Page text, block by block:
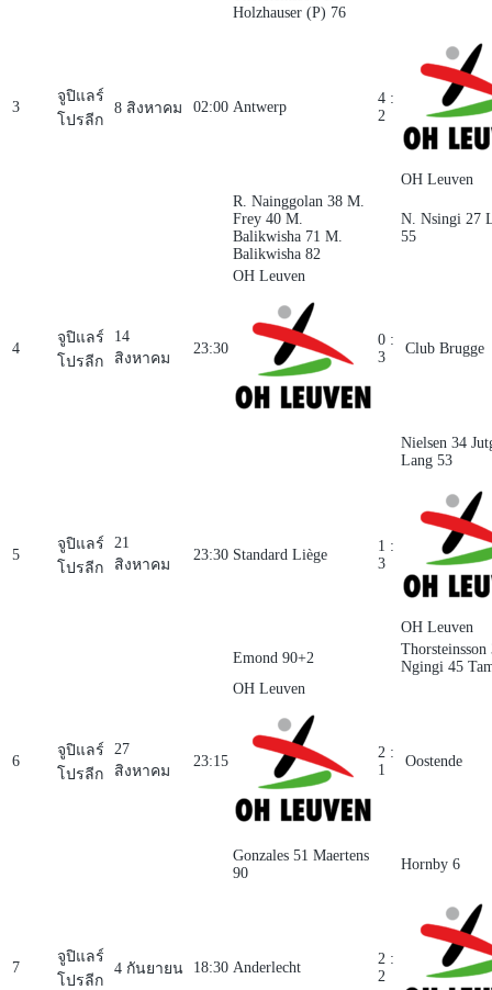
Holzhauser (P) 76
3
จูปิแลร์
โปรลีก
8 สิงหาคม 02:00 Antwerp
4 :
2
OH Leuven
R. Nainggolan 38 M.
Frey 40 M.
Balikwisha 71 M.
Balikwisha 82
N. Nsingi 27
55
4
จูปิแลร์
โปรลีก
14
สิงหาคม
23:30
OH Leuven
0 :
3
Club Brugge
Nielsen 34
Lang 53
5
จูปิแลร์
โปรลีก
21
สิงหาคม
23:30 Standard Liège
1 :
3
OH Leuven
Emond 90+2
Thorsteinsson
Ngingi 45
6
จูปิแลร์
โปรลีก
27
สิงหาคม
23:15
OH Leuven
2 :
1
Oostende
Gonzales 51 Maertens
90
Hornby 6
7
จูปิแลร์
โปรลีก
4 กันยายน 18:30 Anderlecht
2 :
2